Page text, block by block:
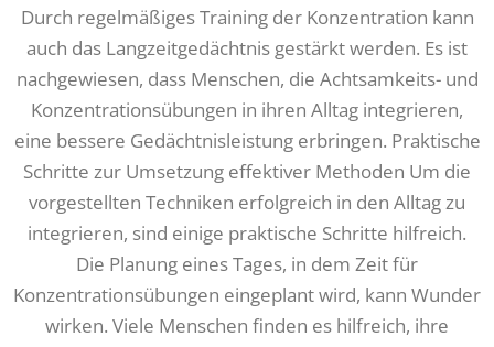
Durch regelmäßiges Training der Konzentration kann
auch das Langzeitgedächtnis gestärkt werden. Es ist
nachgewiesen, dass Menschen, die Achtsamkeits- und
Konzentrationsübungen in ihren Alltag integrieren,
eine bessere Gedächtnisleistung erbringen. Praktische
Schritte zur Umsetzung effektiver Methoden Um die
vorgestellten Techniken erfolgreich in den Alltag zu
integrieren, sind einige praktische Schritte hilfreich.
Die Planung eines Tages, in dem Zeit für
Konzentrationsübungen eingeplant wird, kann Wunder
wirken. Viele Menschen finden es hilfreich, ihre